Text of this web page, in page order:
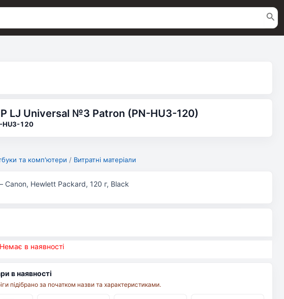
LJ Universal №3 Patron (PN-HU3-120)
HU3-120
та комп'ютери / Витратні матеріали
Canon, Hewlett Packard, 120 г, Black
Немає в наявності
в наявності
підібрано за початком назви та характеристиками.